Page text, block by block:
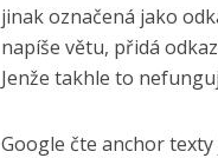
jinak označená jako
napíše větu, přidá
Jenže takhle to
Google čte anchor